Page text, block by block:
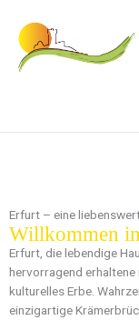
springen
Inhalt
springen
Erfurt – eine
Willkommen
Erfurt, die lebendige
hervorragend
kulturelles Erbe.
einzigartige